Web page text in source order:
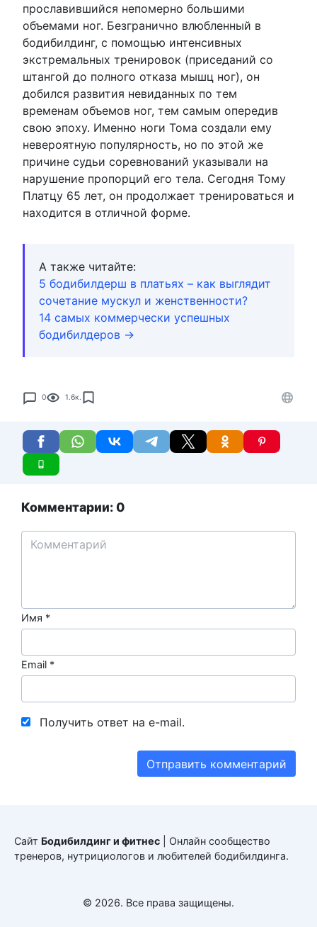
прославившийся непомерно большими
объемами ног. Безгранично влюбленный в
бодибилдинг, с помощью интенсивных
экстремальных тренировок (приседаний со
штангой до полного отказа мышц ног), он
добился развития невиданных по тем
временам объемов ног, тем самым опередив
свою эпоху. Именно ноги Тома создали ему
невероятную популярность, но по этой же
причине судьи соревнований указывали на
нарушение пропорций его тела. Сегодня Тому
Платцу 65 лет, он продолжает тренироваться и
находится в отличной форме.
А также читайте:
5 бодибилдерш в платьях – как выглядит
сочетание мускул и женственности?
14 самых коммерчески успешных
бодибилдеров →
0 1.6к.
Комментарии: 0
Имя *
Email *
Получить ответ на e-mail.
Сайт Бодибилдинг и фитнес | Онлайн сообщество
тренеров, нутрициологов и любителей бодибилдинга.
© 2026. Все права защищены.